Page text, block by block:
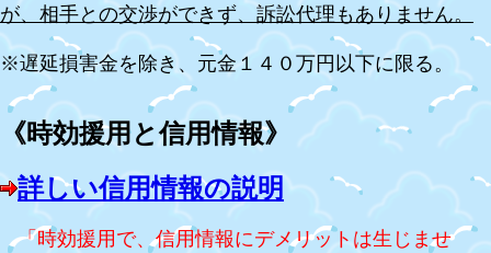
が、相手との交渉ができず、訴訟代理もありません。
※遅延損害金を除き、元金１４０万円以下に限る。
《時効援用と信用情報》
詳しい信用情報の説明
「時効援用で、信用情報にデメリットは生じませ